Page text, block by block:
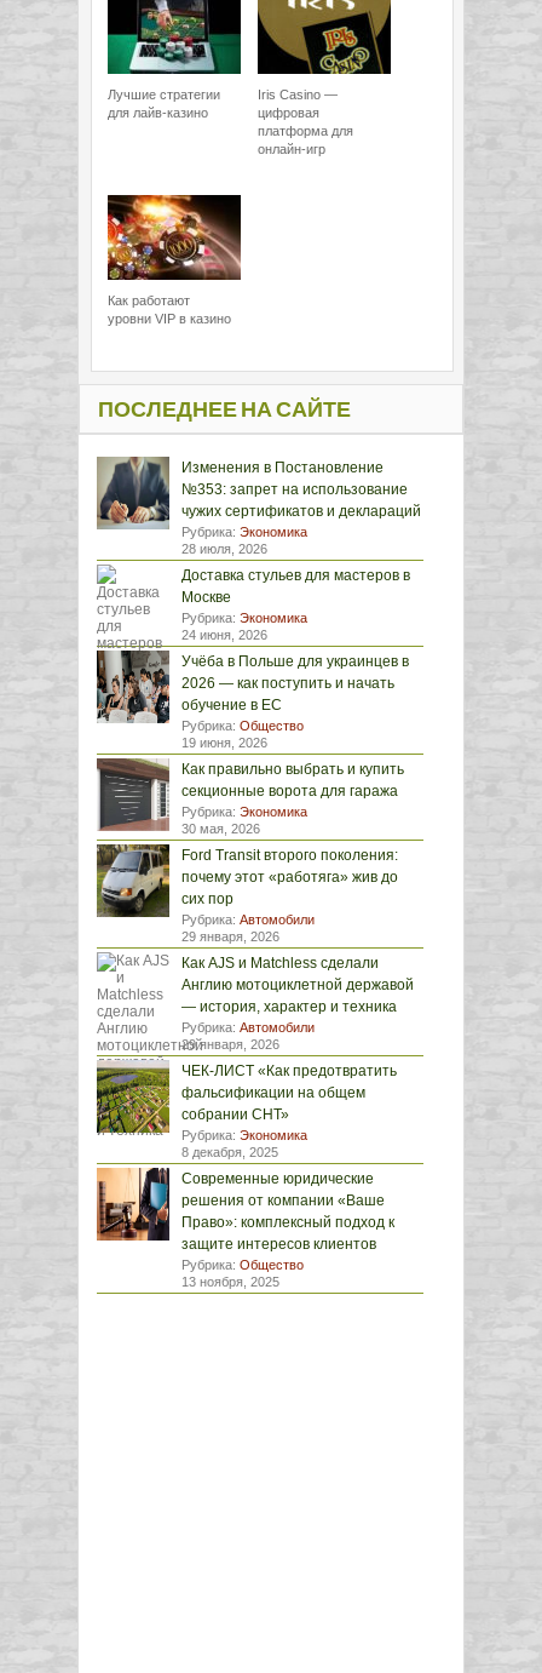
Лучшие стратегии
для лайв-казино
Iris Casino —
цифровая
платформа для
онлайн-игр
Как работают
уровни VIP в казино
ПОСЛЕДНЕЕ НА САЙТЕ
Изменения в Постановление
№353: запрет на использование
чужих сертификатов и деклараций
Рубрика: Экономика
28 июля, 2026
Доставка стульев для мастеров в
Москве
Рубрика: Экономика
24 июня, 2026
Учёба в Польше для украинцев в
2026 — как поступить и начать
обучение в ЕС
Рубрика: Общество
19 июня, 2026
Как правильно выбрать и купить
секционные ворота для гаража
Рубрика: Экономика
30 мая, 2026
Ford Transit второго поколения:
почему этот «работяга» жив до
сих пор
Рубрика: Автомобили
29 января, 2026
Как AJS и Matchless сделали
Англию мотоциклетной державой
— история, характер и техника
Рубрика: Автомобили
29 января, 2026
ЧЕК-ЛИСТ «Как предотвратить
фальсификации на общем
собрании СНТ»
Рубрика: Экономика
8 декабря, 2025
Современные юридические
решения от компании «Ваше
Право»: комплексный подход к
защите интересов клиентов
Рубрика: Общество
13 ноября, 2025